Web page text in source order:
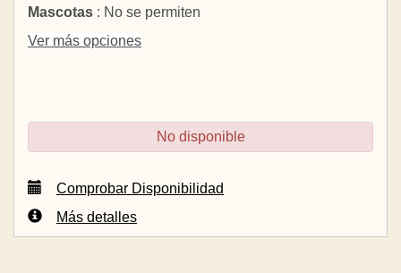
Mascotas : No se permiten
Ver más opciones
No disponible
Comprobar Disponibilidad
Más detalles